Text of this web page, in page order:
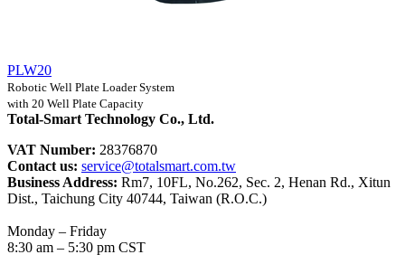
PLW20
Robotic Well Plate Loader System
with 20 Well Plate Capacity
Total-Smart Technology Co., Ltd.
VAT Number: 28376870
Contact us: service@totalsmart.com.tw
Business Address: Rm7, 10FL, No.262, Sec. 2, Henan Rd., Xitun
Dist., Taichung City 40744, Taiwan (R.O.C.)
Monday – Friday
8:30 am – 5:30 pm CST